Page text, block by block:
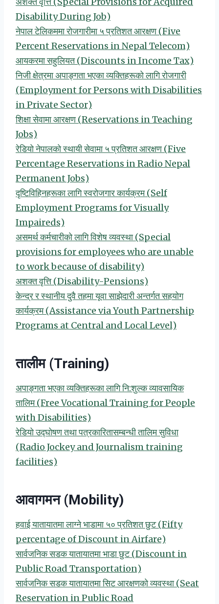
Disability During Job)
नेपाल टेलिकममा रोजगारीमा ५ प्रतिशत आरक्षण (Five
Percent Reservations in Nepal Telecom)
आयकरमा सहुलियत (Discounts in Income Tax)
निजी क्षेत्रमा अपाङ्गता भएका व्यक्तिहरूको लागि रोजगारी
(Employment for Persons with Disabilities
in Private Sector)
शिक्षा सेवामा आरक्षण (Reservations in Teaching
Jobs)
रेडियो नेपालको स्थायी सेवामा ५ प्रतिशत आरक्षण (Five
Percentage Reservations in Radio Nepal
Permanent Jobs)
दृष्टिविहिनहरूका लागि स्वरोजगार कार्यक्रम (Self
Employment Programs for Visually
Impaireds)
असमर्थ कर्मचारीको लागि विशेष व्यवस्था (Special
provisions for employees who are unable
to work because of disability)
अशक्त वृत्ति (Disability-Pensions)
केन्द्र र स्थानीय दुवै तहमा यूवा साझेदारी अन्तर्गत सहयोग
कार्यक्रम (Assistance via Youth Partnership
Programs at Central and Local Level)
तालीम (Training)
अपाङ्गता भएका व्यक्तिहरूका लागि नि:शुल्क व्यावसायिक
तालिम (Free Vocational Training for People
with Disabilities)
रेडियो उद्घोषण तथा पत्रकारितासम्बन्धी तालिम सुविधा
(Radio Jockey and Journalism training
facilities)
आवागमन (Mobility)
हवाई यातायातमा लाग्ने भाडामा ५० प्रतिशत छुट (Fifty
percentage of Discount in Airfare)
सार्वजनिक सडक यातायातमा भाडा छुट (Discount in
Public Road Transportation)
सार्वजनिक सडक यातायातमा सिट आरक्षणको व्यवस्था (Seat
Reservation in Public Road